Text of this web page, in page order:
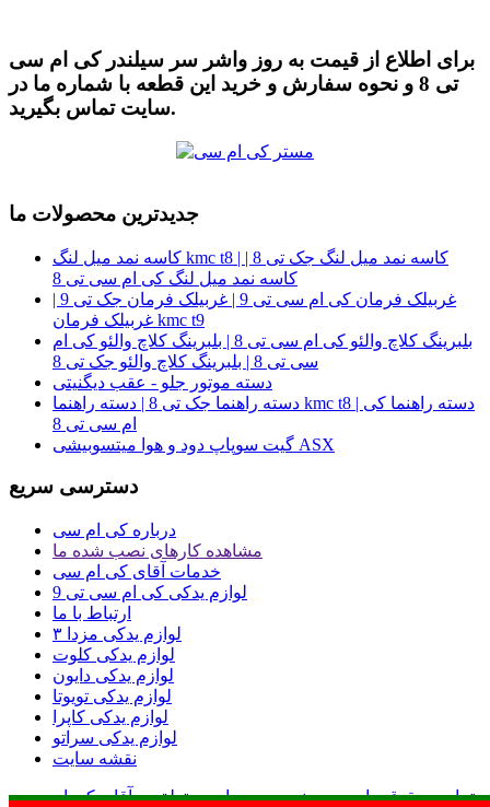
برای اطلاع از قیمت به روز واشر سر سیلندر کی ام سی
تی 8 و نحوه سفارش و خرید این قطعه با شماره ما در
سایت تماس بگیرید.
جدیدترین محصولات ما
کاسه نمد میل لنگ kmc t8 | کاسه نمد میل لنگ جک تی 8 |
کاسه نمد میل لنگ کی ام سی تی 8
غربیلک فرمان کی ام سی تی 9 | غربیلک فرمان جک تی 9 |
غربیلک فرمان kmc t9
بلبرینگ کلاچ والئو کی ام سی تی 8 | بلبرینگ کلاچ والئو کی ام
سی تی 8 | بلبرینگ کلاچ والئو جک تی 8
دسته موتور جلو - عقب دیگنیتی
دسته راهنما جک تی 8 | دسته راهنما kmc t8 | دسته راهنما کی
ام سی تی 8
گیت سوپاپ دود و هوا میتسوبیشی ASX
دسترسی سریع
درباره کی ام سی
مشاهده کارهای نصب شده ما
خدمات آقای کی ام سی
لوازم یدکی کی ام سی تی 9
ارتباط با ما
لوازم یدکی مزدا ۳
لوازم یدکی کلوت
لوازم یدکی دایون
لوازم یدکی تویوتا
لوازم یدکی کاپرا
لوازم یدکی سراتو
نقشه سایت
تمامی حقوق مادی و معنوی وب سایت متعلق به آقای کی ام